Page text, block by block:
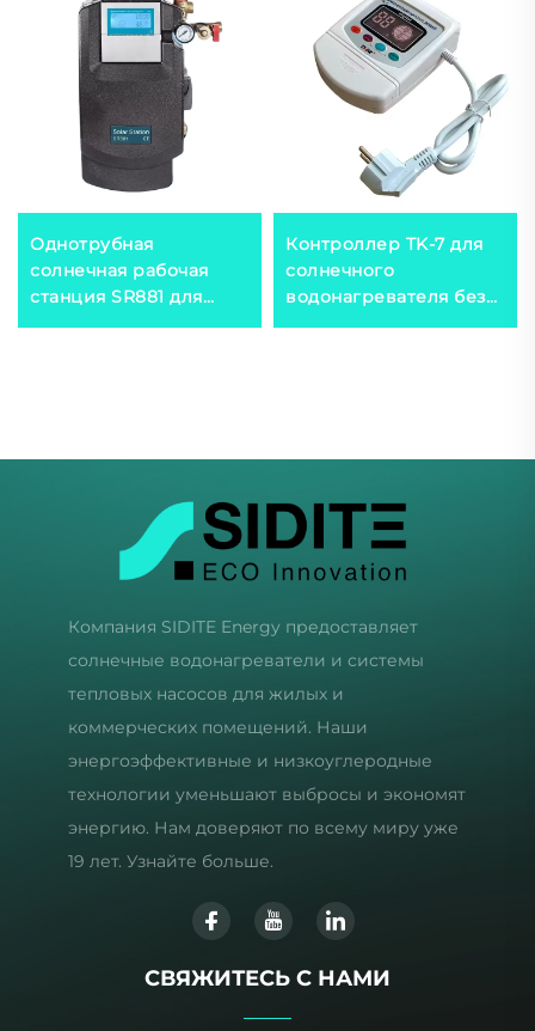
Однотрубная
солнечная рабочая
станция SR881 для
разделительной
Контроллер TK-7 для
солнечного
водонагревателя без
давления
Компания SIDITE Energy предоставляет
солнечные водонагреватели и системы
тепловых насосов для жилых и
коммерческих помещений. Наши
энергоэффективные и низкоуглеродные
технологии уменьшают выбросы и экономят
энергию. Нам доверяют по всему миру уже
19 лет. Узнайте больше.
СВЯЖИТЕСЬ С НАМИ